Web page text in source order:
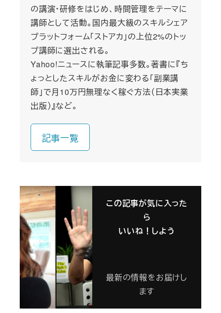
の講演・研修をはじめ、時間管理をテーマに
講師として活動。国内最大級のスキルシェア
プラットフォーム「ストアカ」の上位2%のトッ
プ講師に選出される。
Yahoo!ニュースに執筆記事多数。著書に『ち
ょっとしたスキルがお金に変わる「副業講
師」で月10万円無理なく稼ぐ方法（日本実業
出版）』など。
記事一覧
この記事が気に入った
ら
いいね！しよう
最新の情報をお届けし
ます